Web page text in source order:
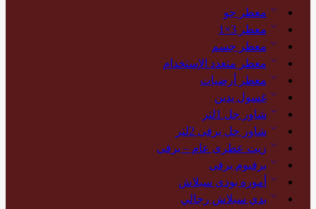
معطر جو
معطر 3×1
معطر جسم
معطر متعدد الإستخدام
معطر أرضيات
غسول يدين
شاور جل 1لتر
شاور جل برفى 2لتر
زيت عطرى عام – برفى
برفيوم برفى
أموره بودى سبلاش
بدي سبلاش رجالي